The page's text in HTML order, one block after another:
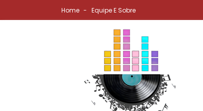
Home Equipe E Sobre